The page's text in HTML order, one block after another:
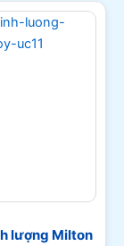
lượng Milton